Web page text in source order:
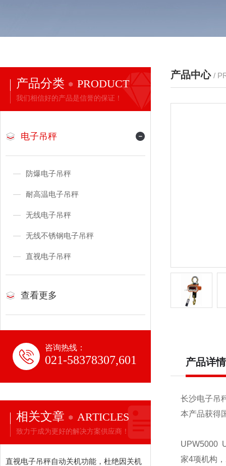
产品分类 PRODUCT
我们相信好的产品是信誉的保证！
电子吊秤
防爆电子吊秤
耐高温电子吊秤
无线电子吊秤
无线不锈钢电子吊秤
直视电子吊秤
查看更多
咨询热线：
021-58378307,601
相关文章 ARTICLES
致力于成为更好的解决方案供应商！
直视电子吊秤自动关机功能，杜绝因关机
产品中心 /
产品详情
长沙电子吊
本产品获得
UPW5000
家4项机构